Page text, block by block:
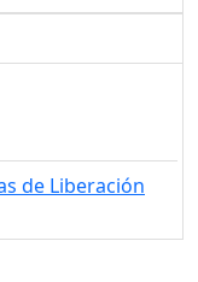
de Liberación